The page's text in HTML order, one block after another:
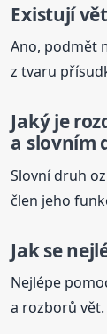
Existují
Ano, podmět
z tvaru
Jaký je
a slovním
Slovní druh
člen jeho
Jak se
Nejlépe
a rozborů vět.